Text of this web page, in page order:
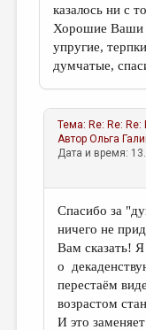
казалось ни с
Хорошие Ваши
упругие,
думчатые,
Тема: Re: Re:
АвторОльга
Дата и время:
Спасибо за
ничего не
Вам сказать!
о
перестаём
возрастом
И это